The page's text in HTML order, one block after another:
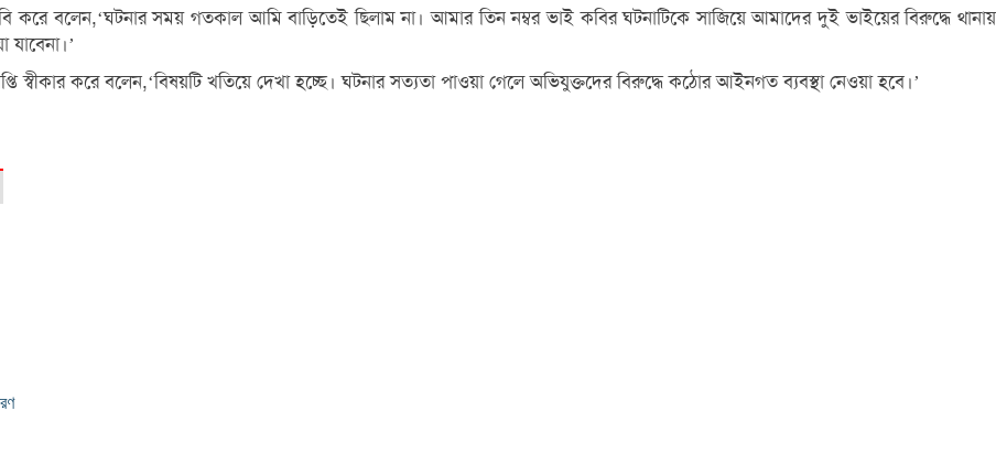
করে বলেন,‘ঘটনার সময় গতকাল আমি বাড়িতেই ছিলাম না। আমার তিন নম্বর ভাই কবির ঘটনাটিকে সাজিয়ে আমাদের দুই ভাইয়ের বিরুদ্ধে থানায়
স্বীকার করে বলেন,‘বিষয়টি খতিয়ে দেখা হচ্ছে। ঘটনার সত্যতা পাওয়া গেলে অভিযুক্তদের বিরুদ্ধে কঠোর আইনগত ব্যবস্থা নেওয়া হবে।’